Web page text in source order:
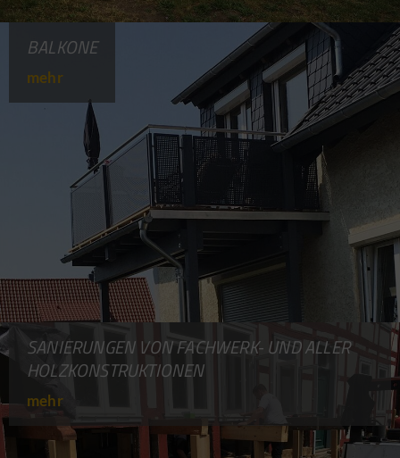
BALKONE
mehr
SANIERUNGEN VON FACHWERK- UND ALLER
HOLZKONSTRUKTIONEN
mehr